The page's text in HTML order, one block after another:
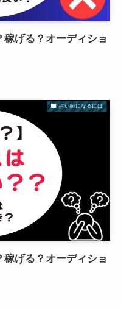
稼げる？オーディショ
占い師になるには
稼げる？オーディショ